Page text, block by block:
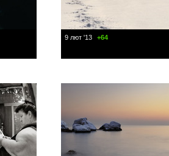
9 лют '13 +64